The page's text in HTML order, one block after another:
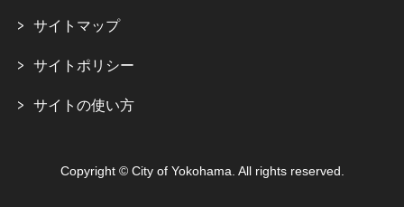
サイトマップ
サイトポリシー
サイトの使い方
Copyright © City of Yokohama. All rights reserved.